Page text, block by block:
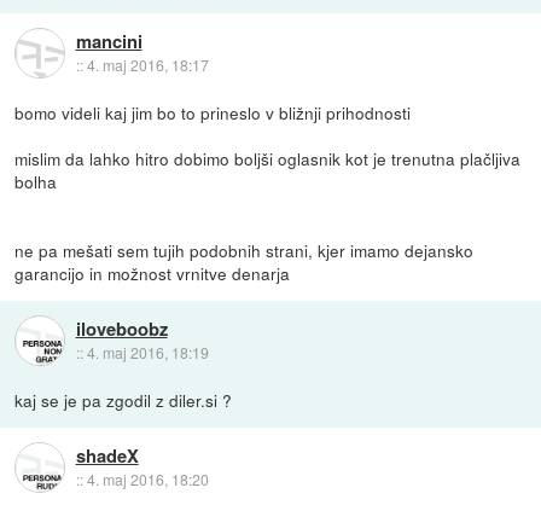
mancini
::4. maj 2016, 18:17
bomo videli kaj jim bo to prineslo v bližnji prihodnosti
mislim da lahko hitro dobimo boljši oglasnik kot je trenutna plačljiva
bolha
ne pa mešati sem tujih podobnih strani, kjer imamo dejansko
garancijo in možnost vrnitve denarja
iloveboobz
::4. maj 2016, 18:19
kaj se je pa zgodil z diler.si ?
shadeX
::4. maj 2016, 18:20